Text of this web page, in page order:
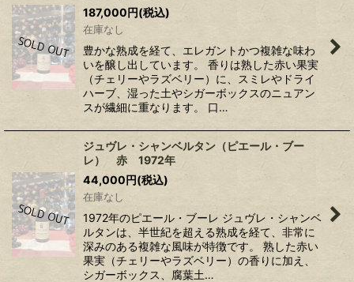
187,000円(税込)
在庫なし
豊かな熟成を経て、エレガントかつ複雑な味わ
いを醸し出しています。 香りは熟した赤い果実
（チェリーやラズベリー）に、スミレやドライ
ハーブ、湿った土やシガーボックスのニュアン
スが繊細に重なります。 口…
ジュヴレ・シャンベルタン（ピエール・ブー
レ） 赤 1972年
44,000円(税込)
在庫なし
1972年のピエール・ブーレ ジュヴレ・シャンベ
ルタンは、半世紀を超える熟成を経て、非常に
深みのある複雑な風味が特徴です。 熟した赤い
果実（チェリーやラズベリー）の香りに加え、
シガーボックス、腐葉土…